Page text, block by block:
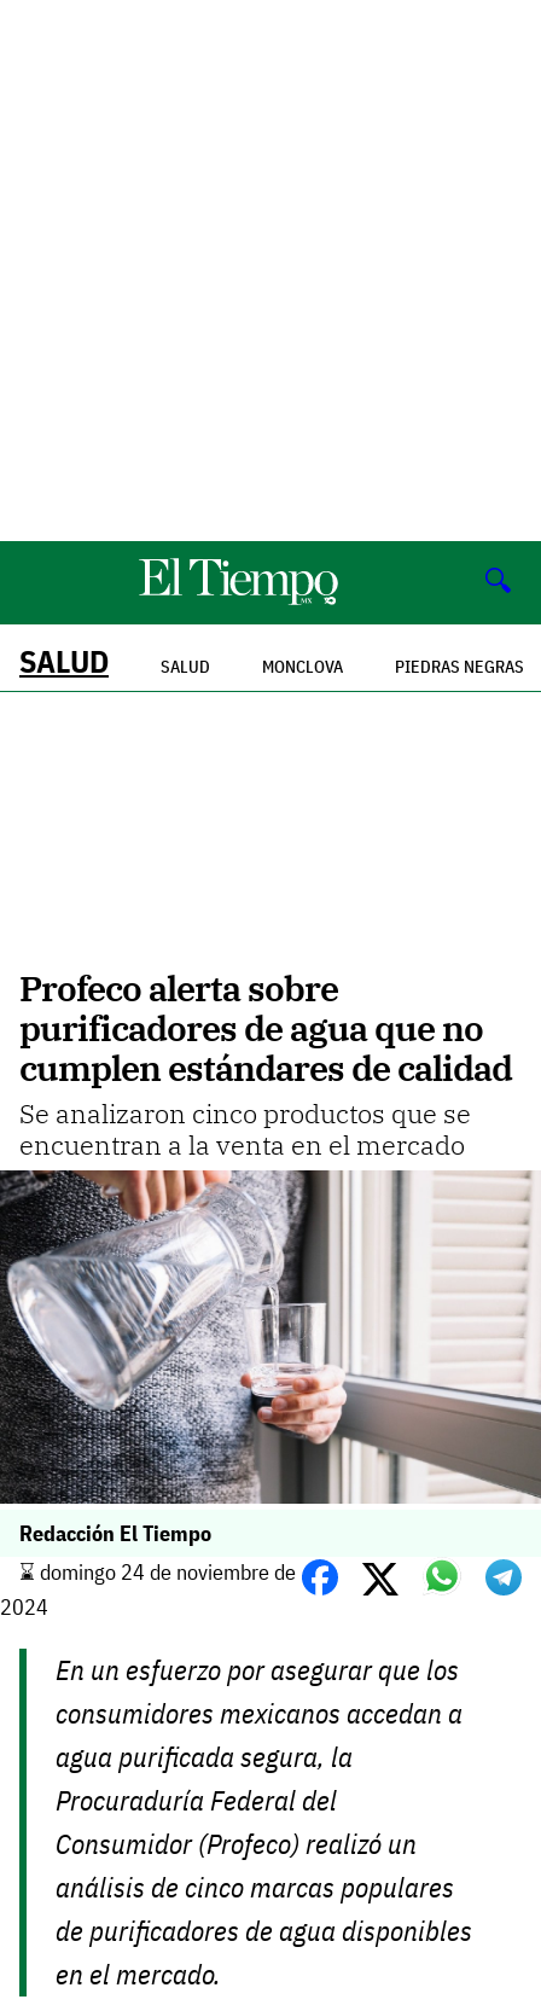
🔍
SALUD SALUD MONCLOVA PIEDRAS NEGRAS
Profeco alerta sobre
purificadores de agua que no
cumplen estándares de calidad
Se analizaron cinco productos que se
encuentran a la venta en el mercado
Redacción El Tiempo
⌛️ domingo 24 de noviembre de
2024
En un esfuerzo por asegurar que los
consumidores mexicanos accedan a
agua purificada segura, la
Procuraduría Federal del
Consumidor (Profeco) realizó un
análisis de cinco marcas populares
de purificadores de agua disponibles
en el mercado.